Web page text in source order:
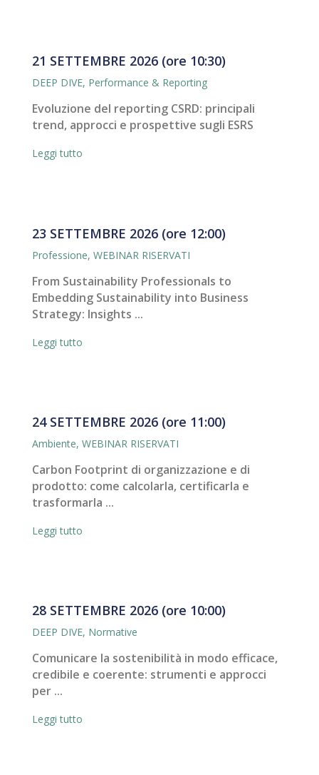
21 SETTEMBRE 2026 (ore 10:30)
DEEP DIVE, Performance & Reporting
Evoluzione del reporting CSRD: principali
trend, approcci e prospettive sugli ESRS
Leggi tutto
23 SETTEMBRE 2026 (ore 12:00)
Professione, WEBINAR RISERVATI
From Sustainability Professionals to
Embedding Sustainability into Business
Strategy: Insights ...
Leggi tutto
24 SETTEMBRE 2026 (ore 11:00)
Ambiente, WEBINAR RISERVATI
Carbon Footprint di organizzazione e di
prodotto: come calcolarla, certificarla e
trasformarla ...
Leggi tutto
28 SETTEMBRE 2026 (ore 10:00)
DEEP DIVE, Normative
Comunicare la sostenibilità in modo efficace,
credibile e coerente: strumenti e approcci
per ...
Leggi tutto